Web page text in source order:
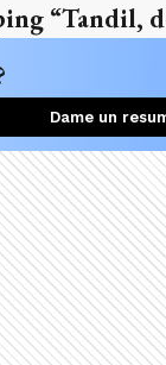
“Tandil,
Dame un